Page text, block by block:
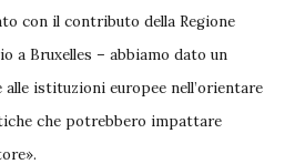
con il contributo della Regione
a Bruxelles – abbiamo dato un
istituzioni europee nell’orientare
che potrebbero impattare